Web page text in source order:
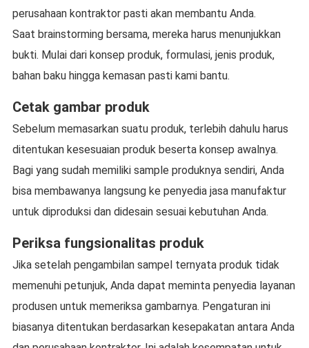
perusahaan kontraktor pasti akan membantu Anda.
Saat brainstorming bersama, mereka harus menunjukkan
bukti. Mulai dari konsep produk, formulasi, jenis produk,
bahan baku hingga kemasan pasti kami bantu.
Cetak gambar produk
Sebelum memasarkan suatu produk, terlebih dahulu harus
ditentukan kesesuaian produk beserta konsep awalnya.
Bagi yang sudah memiliki sample produknya sendiri, Anda
bisa membawanya langsung ke penyedia jasa manufaktur
untuk diproduksi dan didesain sesuai kebutuhan Anda.
Periksa fungsionalitas produk
Jika setelah pengambilan sampel ternyata produk tidak
memenuhi petunjuk, Anda dapat meminta penyedia layanan
produsen untuk memeriksa gambarnya. Pengaturan ini
biasanya ditentukan berdasarkan kesepakatan antara Anda